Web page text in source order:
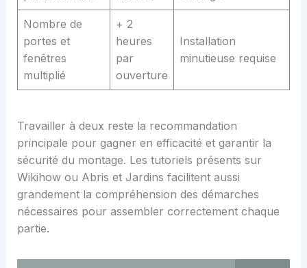
Nombre de
portes et
fenêtres
multiplié
+ 2
heures
par
ouverture
Installation
minutieuse requise
Travailler à deux reste la recommandation
principale pour gagner en efficacité et garantir la
sécurité du montage. Les tutoriels présents sur
Wikihow ou Abris et Jardins facilitent aussi
grandement la compréhension des démarches
nécessaires pour assembler correctement chaque
partie.